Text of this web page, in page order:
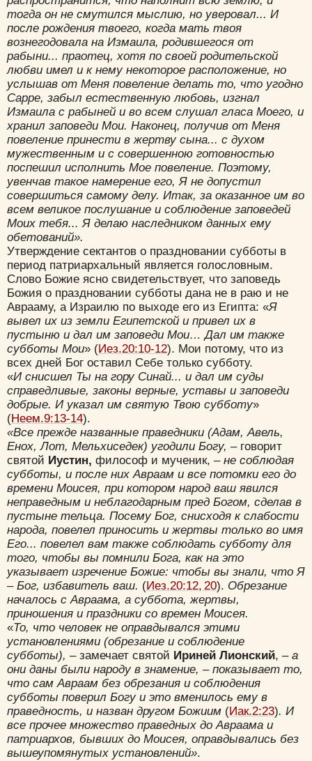
тогда он не смутился мыслию, но уверовал... И
после рождения твоего, когда мать твоя
вознегодовала на Измаила, родившегося от
рабыни... праотец, хотя по своей родительской
любви имел и к нему некоторое расположение, но
услышав от Меня повеление делать то, что угодно
Сарре, забыл естественную любовь, изгнал
Измаила с рабыней и во всем слушал гласа Моего, и
хранил заповеди Мои. Наконец, получив от Меня
повеление принести в жертву сына... с духом
мужественным и с совершенною готовностью
поспешил исполнить Мое повеление. Поэтому,
увенчав такое намерение его, Я не допустил
совершиться самому делу. Итак, за оказанное им во
всем великое послушание и соблюдение заповедей
Моих тебя... Я делаю наследником данных ему
обетований».
Утверждение сектантов о праздновании субботы в
период патриархальный является голословным.
Слово Божие ясно свидетельствует, что заповедь
Божия о праздновании субботы дана не в раю и не
Аврааму, а Израилю по выходе его из Египта: «Я
вывел их из земли Египетской и привел их в
пустыню и дал им заповеди Мои… Дал им также
субботы Мои» (Иез.20:10-12). Мои потому, что из
всех дней Бог оставил Себе только субботу.
«И снисшел Ты на гору Синай... и дал им суды
справедливые, законы верные, уставы и заповеди
добрые. И указал им святую Твою субботу»
(Неем.9:13-14).
«Все прежде названные праведники (Адам, Авель,
Енох, Лот, Мельхиседек) угодили Богу, –говорит
святой Иустин, философ и мученик, – не соблюдая
субботы, и после них Авраам и все потомки его до
времени Моисея, при котором народ ваш явился
неправедным и неблагодарным пред Богом, сделав в
пустыне тельца. Посему Бог, снисходя к слабости
народа, повелел приносить и жертвы только во имя
Его... повелел вам также соблюдать субботу для
того, чтобы вы помнили Бога, как на это
указывает изречение Божие: чтобы вы знали, что Я
– Бог, избавитель ваш. (Иез.20:12, 20). Обрезание
началось с Авраама, а суббота, жертвы,
приношения и праздники со времен Моисея.
«То, что человек не оправдывался этими
установлениями (обрезание и соблюдение
субботы), – замечает святой Ириней Лионский, – а
они даны были народу в знамение, – показывает то,
что сам Авраам без обрезания и соблюдения
субботы поверил Богу и это вменилось ему в
праведность, и назван другом Божиим (Иак.2:23). И
все прочее множество праведных до Авраама и
патриархов, бывших до Моисея, оправдывались без
вышеупомянутых установлений».